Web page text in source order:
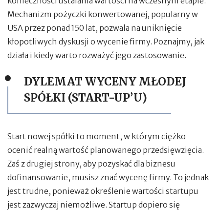
Mechanizm pożyczki konwertowanej, popularny w
USA przez ponad 150 lat, pozwala na uniknięcie
kłopotliwych dyskusji o wycenie firmy. Poznajmy, jak
działa i kiedy warto rozważyć jego zastosowanie.
DYLEMAT WYCENY MŁODEJ
SPÓŁKI (START-UP’U)
Start nowej spółki to moment, w którym ciężko
ocenić realną wartość planowanego przedsięwzięcia.
Zaś z drugiej strony, aby pozyskać dla biznesu
dofinansowanie, musisz znać wycenę firmy. To jednak
jest trudne, ponieważ określenie wartości startupu
jest zazwyczaj niemożliwe. Startup dopiero się